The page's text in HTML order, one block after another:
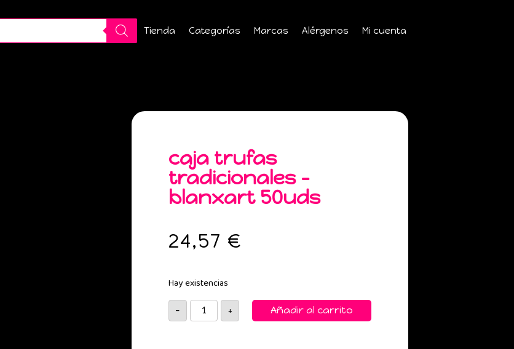
Tienda Categorías Marcas Alérgenos Mi cuenta
caja trufas
tradicionales –
blanxart 50uds
24,57 €
Hay existencias
- + Añadir al carrito